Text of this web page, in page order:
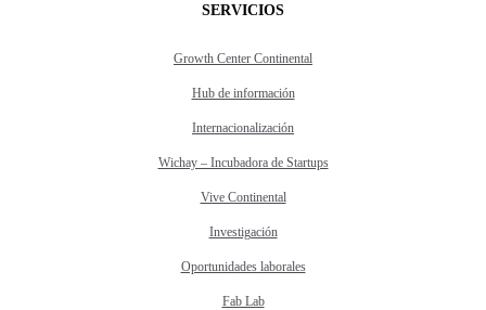
SERVICIOS
Growth Center Continental
Hub de información
Internacionalización
Wichay – Incubadora de Startups
Vive Continental
Investigación
Oportunidades laborales
Fab Lab